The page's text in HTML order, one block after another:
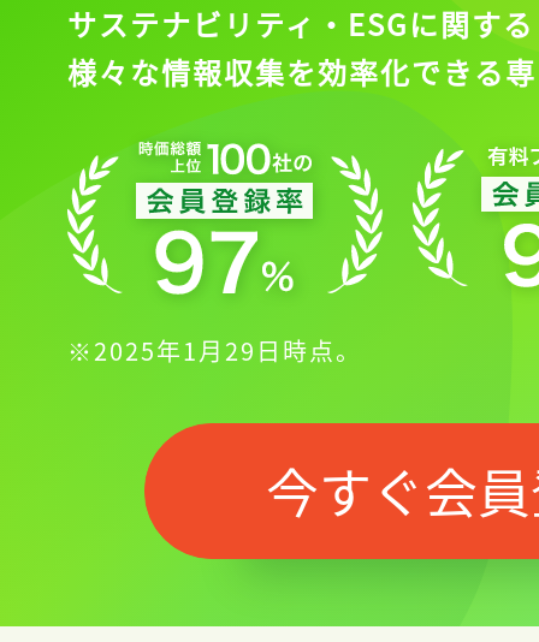
ログインが必
ログイン
サステナビリティ・ESGに関する
様々な情報収集を効率化できる
※2025年1月29日時点。
今すぐ会